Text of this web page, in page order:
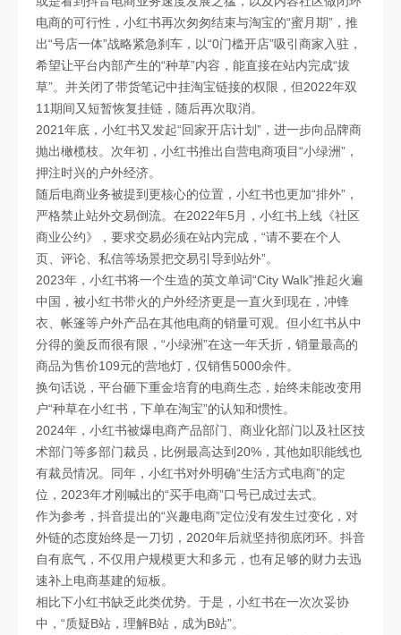
电商的可行性，小红书再次匆匆结束与淘宝的“蜜月期”，推
出“号店一体”战略紧急刹车，以“0门槛开店”吸引商家入驻，
希望让平台内部产生的“种草”内容，能直接在站内完成“拔
草”。并关闭了带货笔记中挂淘宝链接的权限，但2022年双
11期间又短暂恢复挂链，随后再次取消。
2021年底，小红书又发起“回家开店计划”，进一步向品牌商
抛出橄榄枝。次年初，小红书推出自营电商项目“小绿洲”，
押注时兴的户外经济。
随后电商业务被提到更核心的位置，小红书也更加“排外”，
严格禁止站外交易倒流。在2022年5月，小红书上线《社区
商业公约》，要求交易必须在站内完成，“请不要在个人
页、评论、私信等场景把交易引导到站外”。
2023年，小红书将一个生造的英文单词“City Walk”推起火遍
中国，被小红书带火的户外经济更是一直火到现在，冲锋
衣、帐篷等户外产品在其他电商的销量可观。但小红书从中
分得的羹反而很有限，“小绿洲”在这一年夭折，销量最高的
商品为售价109元的营地灯，仅销售5000余件。
换句话说，平台砸下重金培育的电商生态，始终未能改变用
户“种草在小红书，下单在淘宝”的认知和惯性。
2024年，小红书被爆电商产品部门、商业化部门以及社区技
术部门等多部门裁员，比例最高达到20%，其他如职能线也
有裁员情况。同年，小红书对外明确“生活方式电商”的定
位，2023年才刚喊出的“买手电商”口号已成过去式。
作为参考，抖音提出的“兴趣电商”定位没有发生过变化，对
外链的态度始终是一刀切，2020年后就坚持彻底闭环。抖音
自有底气，不仅用户规模更大和多元，也有足够的财力去迅
速补上电商基建的短板。
相比下小红书缺乏此类优势。于是，小红书在一次次妥协
中，“质疑B站，理解B站，成为B站”。